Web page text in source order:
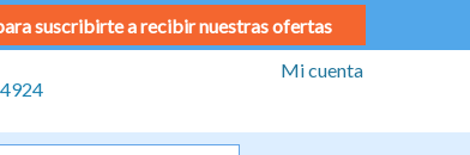
suscribirte a recibir nuestras ofertas
Mi cuenta